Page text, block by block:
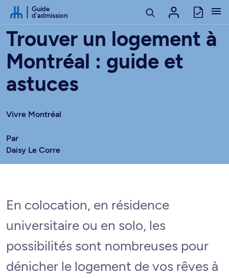
Passer au contenu
Guide
d'admission
Trouver un logement à
Montréal : guide et
astuces
Vivre Montréal
Par
Daisy Le Corre
En colocation, en résidence
universitaire ou en solo, les
possibilités sont nombreuses pour
dénicher le logement de vos rêves à